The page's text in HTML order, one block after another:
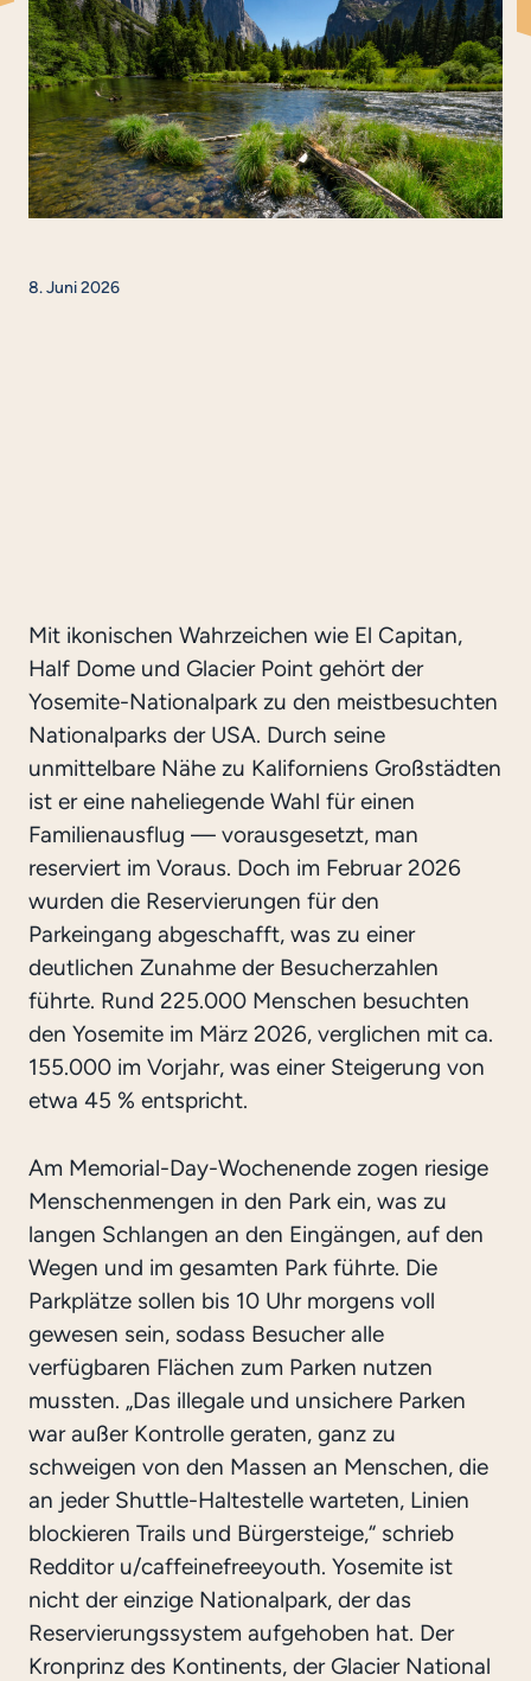
8. Juni 2026
Mit ikonischen Wahrzeichen wie El Capitan,
Half Dome und Glacier Point gehört der
Yosemite-Nationalpark zu den meistbesuchten
Nationalparks der USA. Durch seine
unmittelbare Nähe zu Kaliforniens Großstädten
ist er eine naheliegende Wahl für einen
Familienausflug — vorausgesetzt, man
reserviert im Voraus. Doch im Februar 2026
wurden die Reservierungen für den
Parkeingang abgeschafft, was zu einer
deutlichen Zunahme der Besucherzahlen
führte. Rund 225.000 Menschen besuchten
den Yosemite im März 2026, verglichen mit ca.
155.000 im Vorjahr, was einer Steigerung von
etwa 45 % entspricht.
Am Memorial-Day-Wochenende zogen riesige
Menschenmengen in den Park ein, was zu
langen Schlangen an den Eingängen, auf den
Wegen und im gesamten Park führte. Die
Parkplätze sollen bis 10 Uhr morgens voll
gewesen sein, sodass Besucher alle
verfügbaren Flächen zum Parken nutzen
mussten. „Das illegale und unsichere Parken
war außer Kontrolle geraten, ganz zu
schweigen von den Massen an Menschen, die
an jeder Shuttle-Haltestelle warteten, Linien
blockieren Trails und Bürgersteige,“ schrieb
Redditor u/caffeinefreeyouth. Yosemite ist
nicht der einzige Nationalpark, der das
Reservierungssystem aufgehoben hat. Der
Kronprinz des Kontinents, der Glacier National